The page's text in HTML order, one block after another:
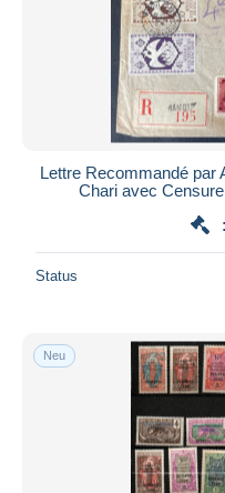
Lettre Recommandé par
Chari avec
Status
Neu